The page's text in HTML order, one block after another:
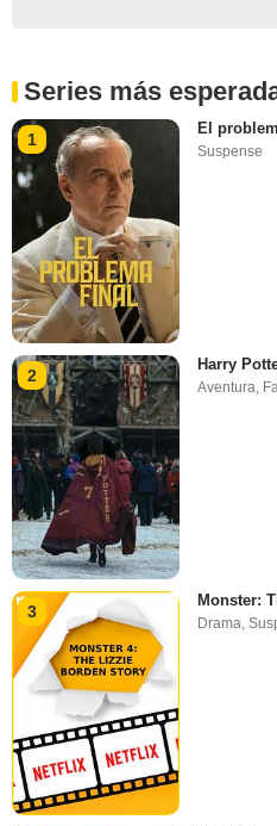
Series más
1
El
Suspense
2
Harry
Aventura,
3
Monster:
Drama,